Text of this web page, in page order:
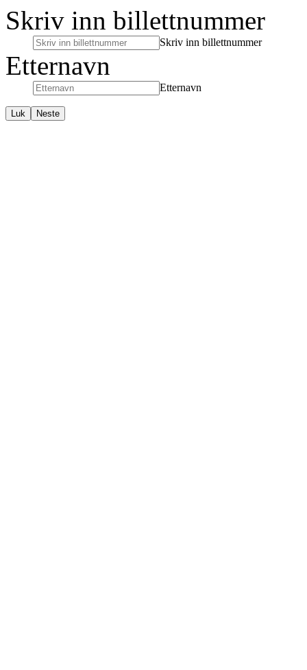
Skriv inn billettnummer
Skriv inn billettnummer
Etternavn
Etternavn
Luk Neste